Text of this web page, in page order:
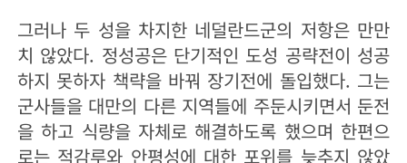
그러나 두 성을 차지한 네덜란드군의 저항은 만만
치 않았다. 정성공은 단기적인 도성 공략전이 성공
하지 못하자 책략을 바꿔 장기전에 돌입했다. 그는
군사들을 대만의 다른 지역들에 주둔시키면서 둔전
을 하고 식량을 자체로 해결하도록 했으며 한편으
로는 적감루와 안평성에 대한 포위를 늦추지 않았